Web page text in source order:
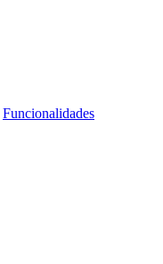
Funcionalidades